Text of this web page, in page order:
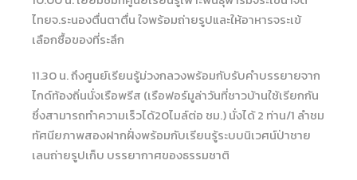
ไทยจ.ระนองตื่นตาตื่น ใจพร้อมถ่ายรูปและให้อาหารจระเข้
เลือกซื้อของที่ระลึก
11.30 น. ถึงศูนย์เรียนรู้ม่วงกลวงพร้อมกับรับคำบรรยายจาก
ไกด์ท้องถิ่นนั่งเรือพรีส (เรือฟอร์มูล่าวันที่ชาวบ้านใช้เรียกกัน
ซึ่งสามารถทำความเร็วได้20ไมล์ต่อ ชม.) นั่งได้ 2 ท่าน/1 ลำชม
ทัศนียภาพสองฝากฝั่งพร้อมกับเรียนรู้ระบบนิเวศน์ป่าชาย
เลนถ่ายรูปเก็บ บรรยากาศของธรรมชาติ